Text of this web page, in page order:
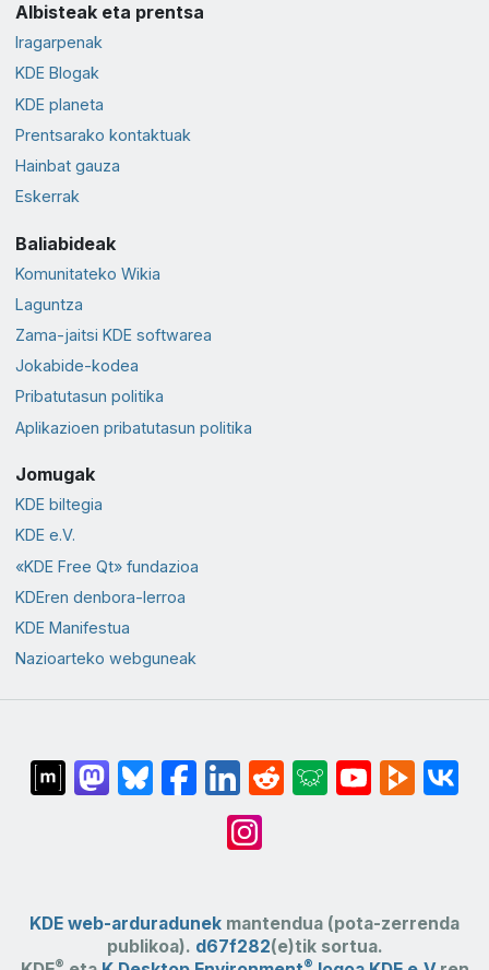
Albisteak eta prentsa
Iragarpenak
KDE Blogak
KDE planeta
Prentsarako kontaktuak
Hainbat gauza
Eskerrak
Baliabideak
Komunitateko Wikia
Laguntza
Zama-jaitsi KDE softwarea
Jokabide-kodea
Pribatutasun politika
Aplikazioen pribatutasun politika
Jomugak
KDE biltegia
KDE e.V.
«KDE Free Qt» fundazioa
KDEren denbora-lerroa
KDE Manifestua
Nazioarteko webguneak
KDE web-arduradunek mantendua (pota-zerrenda
publikoa). d67f282(e)tik sortua.
® ®